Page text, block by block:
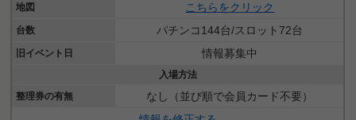
地図 こちらをクリック
台数 パチンコ144台/スロット72台
旧イベント日 情報募集中
入場方法
整理券の有無
なし（並び順で会員カード不要）